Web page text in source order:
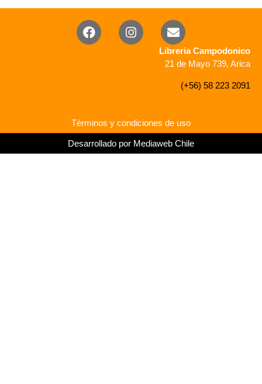
Libreria Campodonico
21 de Mayo 739, Arica
(+56) 58 223 2091
Términos y condiciones de uso
Desarrollado por Mediaweb Chile